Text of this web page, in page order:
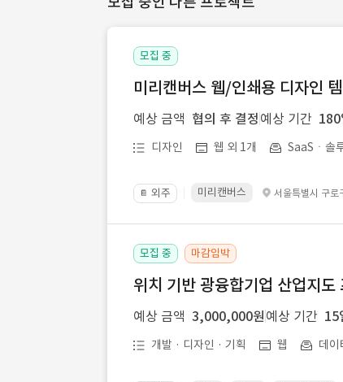
모집 중
미리캔버스 웹/인쇄용 디자인
예상 금액 협의 후 결정 예상 기간 180
디자인 웹 외 1개 SaaSㆍ솔
📔 외주 미리캔버스 서울특별시 구로
모집 중 마감임박
위치 기반 광융합기업 산업지도
예상 금액 3,000,000원 예상 기간 15
개발 · 디자인 · 기획 웹 데